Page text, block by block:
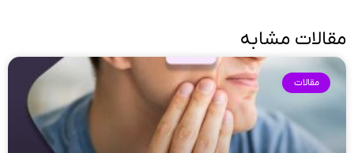
مقالات مشابه
مقالات